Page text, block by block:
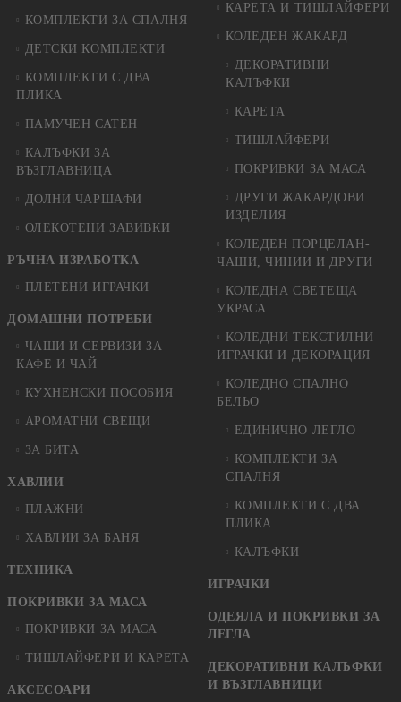
КОМПЛЕКТИ ЗА СПАЛНЯ
ДЕТСКИ КОМПЛЕКТИ
КОМПЛЕКТИ С ДВА
ПЛИКА
ПАМУЧЕН САТЕН
КАЛЪФКИ ЗА
ВЪЗГЛАВНИЦА
ДОЛНИ ЧАРШАФИ
ОЛЕКОТЕНИ ЗАВИВКИ
РЪЧНА ИЗРАБОТКА
ПЛЕТЕНИ ИГРАЧКИ
ДОМАШНИ ПОТРЕБИ
ЧАШИ И СЕРВИЗИ ЗА
КАФЕ И ЧАЙ
КУХНЕНСКИ ПОСОБИЯ
АРОМАТНИ СВЕЩИ
ЗА БИТА
ХАВЛИИ
ПЛАЖНИ
ХАВЛИИ ЗА БАНЯ
ТЕХНИКА
ПОКРИВКИ ЗА МАСА
ПОКРИВКИ ЗА МАСА
ТИШЛАЙФЕРИ И КАРЕТА
АКСЕСОАРИ
КАРЕТА И ТИШЛАЙФЕРИ
КОЛЕДЕН ЖАКАРД
ДЕКОРАТИВНИ
КАЛЪФКИ
КАРЕТА
ТИШЛАЙФЕРИ
ПОКРИВКИ ЗА МАСА
ДРУГИ ЖАКАРДОВИ
ИЗДЕЛИЯ
КОЛЕДЕН ПОРЦЕЛАН-
ЧАШИ, ЧИНИИ И ДРУГИ
КОЛЕДНА СВЕТЕЩА
УКРАСА
КОЛЕДНИ ТЕКСТИЛНИ
ИГРАЧКИ И ДЕКОРАЦИЯ
КОЛЕДНO СПАЛНO
БЕЛЬО
ЕДИНИЧНО ЛЕГЛО
КОМПЛЕКТИ ЗА
СПАЛНЯ
КОМПЛЕКТИ С ДВА
ПЛИКА
КАЛЪФКИ
ИГРАЧКИ
ОДЕЯЛА И ПОКРИВКИ ЗА
ЛЕГЛА
ДЕКОРАТИВНИ КАЛЪФКИ
И ВЪЗГЛАВНИЦИ